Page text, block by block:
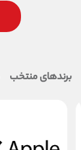
برندهای منتخب